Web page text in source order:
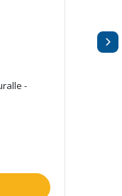
-